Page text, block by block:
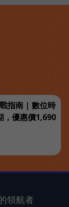
指南 | 數位時
，優惠價1,690
領航者